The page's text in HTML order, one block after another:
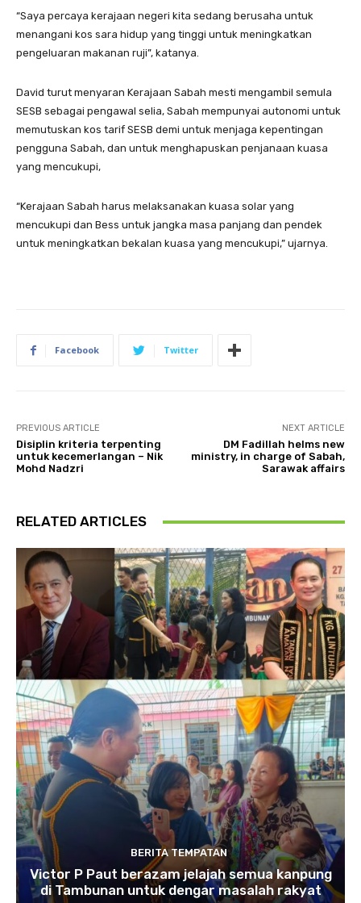
“Saya percaya kerajaan negeri kita sedang berusaha untuk
menangani kos sara hidup yang tinggi untuk meningkatkan
pengeluaran makanan ruji”, katanya.
David turut menyaran Kerajaan Sabah mesti mengambil semula
SESB sebagai pengawal selia, Sabah mempunyai autonomi untuk
memutuskan kos tarif SESB demi untuk menjaga kepentingan
pengguna Sabah, dan untuk menghapuskan penjanaan kuasa
yang mencukupi,
“Kerajaan Sabah harus melaksanakan kuasa solar yang
mencukupi dan Bess untuk jangka masa panjang dan pendek
untuk meningkatkan bekalan kuasa yang mencukupi,” ujarnya.
Facebook Twitter
PREVIOUS ARTICLE
Disiplin kriteria terpenting
untuk kecemerlangan – Nik
Mohd Nadzri
NEXT ARTICLE
DM Fadillah helms new
ministry, in charge of Sabah,
Sarawak affairs
RELATED ARTICLES
BERITA TEMPATAN
Victor P Paut berazam jelajah semua kanpung
di Tambunan untuk dengar masalah rakyat